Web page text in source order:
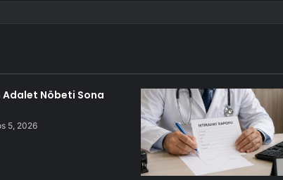
Adalet Nöbeti Sona
5, 2026